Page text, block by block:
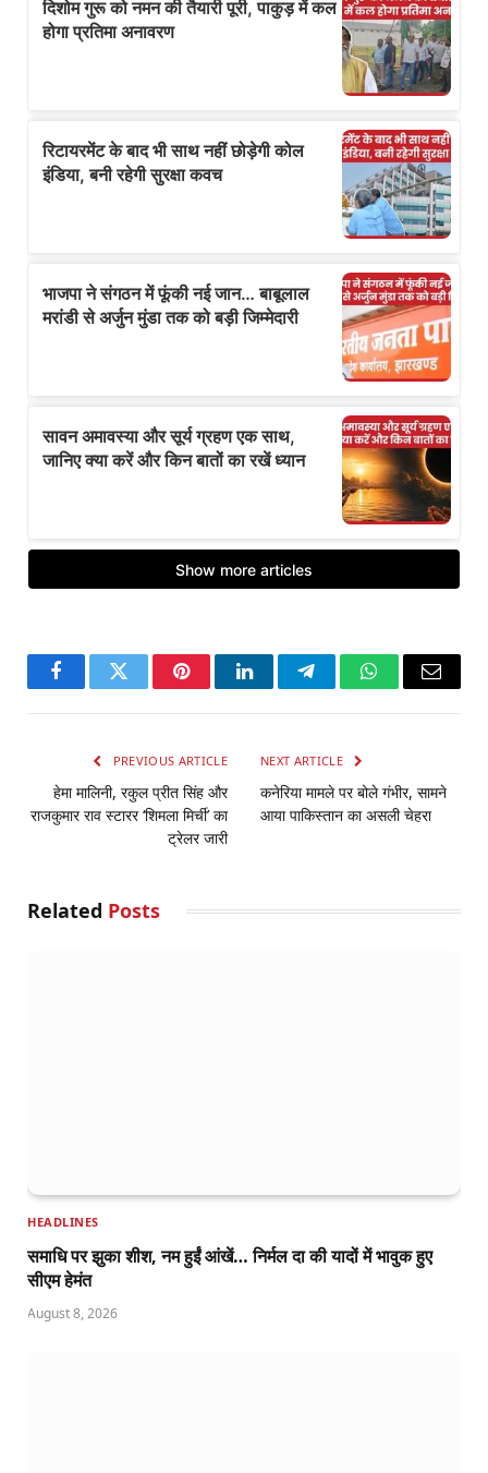
FacebookTwitter PinterestLinkedInTelegramWhatsApp
Email
PREVIOUS ARTICLE
हेमा मालिनी, रकुल प्रीत सिंह और
राजकुमार राव स्टारर ‘शिमला मिर्ची’ का
ट्रेलर जारी
NEXT ARTICLE
कनेरिया मामले पर बोले गंभीर, सामने
आया पाकिस्तान का असली चेहरा
Related Posts
HEADLINES
समाधि पर झुका शीश, नम हुईं आंखें… निर्मल दा की यादों में भावुक हुए
सीएम हेमंत
August 8, 2026